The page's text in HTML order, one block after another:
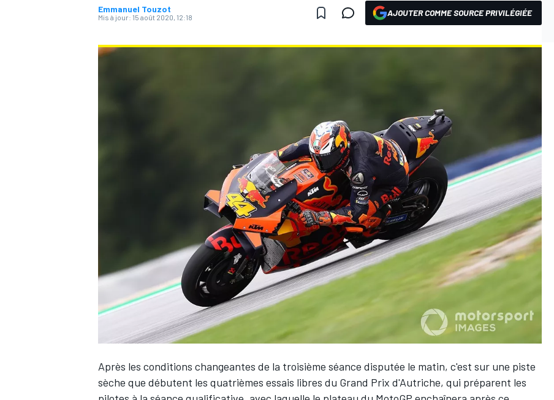
WEC
Emmanuel Touzot
Mis à jour: 15 août 2020, 12:18 AJOUTER COMME SOURCE PRIVILÉGIÉE
Après les conditions changeantes de la troisième séance disputée le matin, c'est sur une piste
sèche que débutent les quatrièmes essais libres du Grand Prix d'Autriche, qui préparent les